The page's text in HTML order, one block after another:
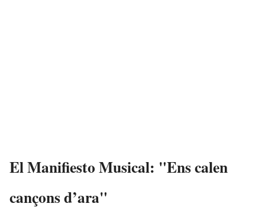
El Manifiesto Musical: "Ens calen
cançons d’ara"